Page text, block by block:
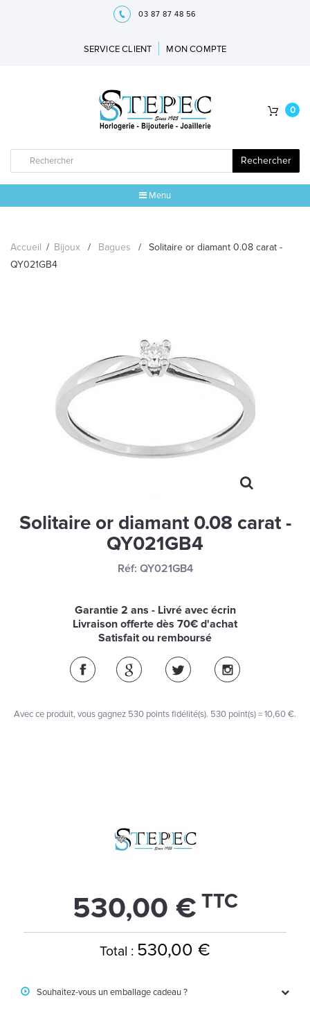
03 87 87 48 56
SERVICE CLIENT MON COMPTE
Rechercher
0
Menu
LES GEORGETTES
SWAROVSKI
IDÉE CADEAUX
Accueil / Bijoux / Bagues /
Solitaire or diamant 0.08 carat -
QY021GB4
Solitaire or diamant 0.08 carat -
QY021GB4
Réf: QY021GB4
Garantie 2 ans - Livré avec écrin
Livraison offerte dès 70€ d'achat
Satisfait ou remboursé
Avec ce produit, vous gagnez 530 points fidélité(s). 530 point(s) =10,60 €.
530,00 € TTC
Total : 530,00 €
Souhaitez-vous un emballage cadeau ?